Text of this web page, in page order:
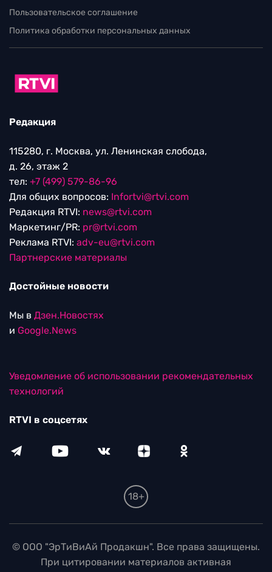
Пользовательское соглашение
Политика обработки персональных данных
Редакция
115280, г. Москва, ул. Ленинская слобода,
д. 26, этаж 2
тел: +7 (499) 579-86-96
Для общих вопросов: Infortvi@rtvi.com
Редакция RTVI: news@rtvi.com
Маркетинг/PR: pr@rtvi.com
Реклама RTVI: adv-eu@rtvi.com
Партнерские материалы
Достойные новости
Мы в Дзен.Новостях
и Google.News
Уведомление об использовании рекомендательных
технологий
RTVI в соцсетях
18+
© ООО "ЭрТиВиАй Продакшн". Все права защищены.
При цитировании материалов активная